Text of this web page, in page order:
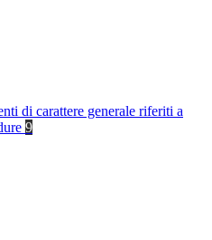
di carattere generale riferiti a
9